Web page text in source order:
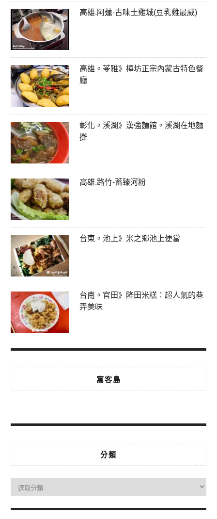
高雄.阿蓮-古味土雞城(豆乳雞最威)
高雄。苓雅》樺坊正宗內蒙古特色餐
廳
彰化。溪湖》漢強麵館。溪湖在地麵
攤
高雄.路竹-蓄臻河粉
台東。池上》米之鄉池上便當
台南。官田》隆田米糕：超人氣的巷
弄美味
窩客島
分類